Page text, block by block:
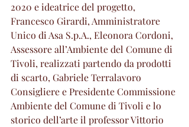
2020 e ideatrice del progetto,
Francesco Girardi, Amministratore
Unico di Asa S.p.A., Eleonora Cordoni,
Assessore all’Ambiente del Comune di
Tivoli, realizzati partendo da prodotti
di scarto, Gabriele Terralavoro
Consigliere e Presidente Commissione
Ambiente del Comune di Tivoli e lo
storico dell’arte il professor Vittorio